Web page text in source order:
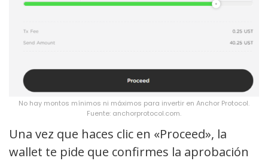
No hay montos mínimos ni máximos para invertir en Anchor Protocol.
Fuente: anchorprotocol.com.
Una vez que haces clic en «Proceed», la
wallet te pide que confirmes la aprobación